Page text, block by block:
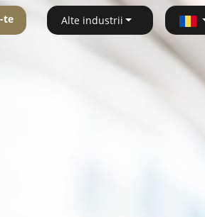
te Alte industrii